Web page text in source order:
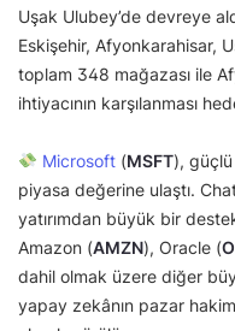
Uşak Ulubey’de devreye
Eskişehir, Afyonkarahisar,
toplam 348 mağazası ile
ihtiyacının karşılanması
Microsoft(MSFT),
piyasa değerine ulaştı.
yatırımdan büyük bir
Amazon (AMZN), Oracle (
dahil olmak üzere diğer
yapay zekânın pazar